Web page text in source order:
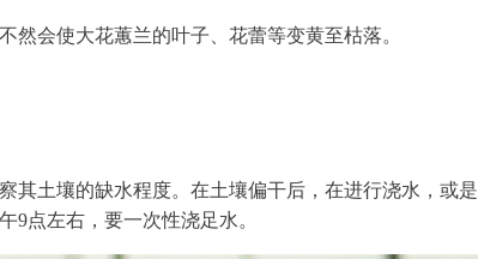
会使大花蕙兰的叶子、花蕾等变黄至枯落。
其土壤的缺水程度。在土壤偏干后，在进行浇水，或是
9点左右，要一次性浇足水。